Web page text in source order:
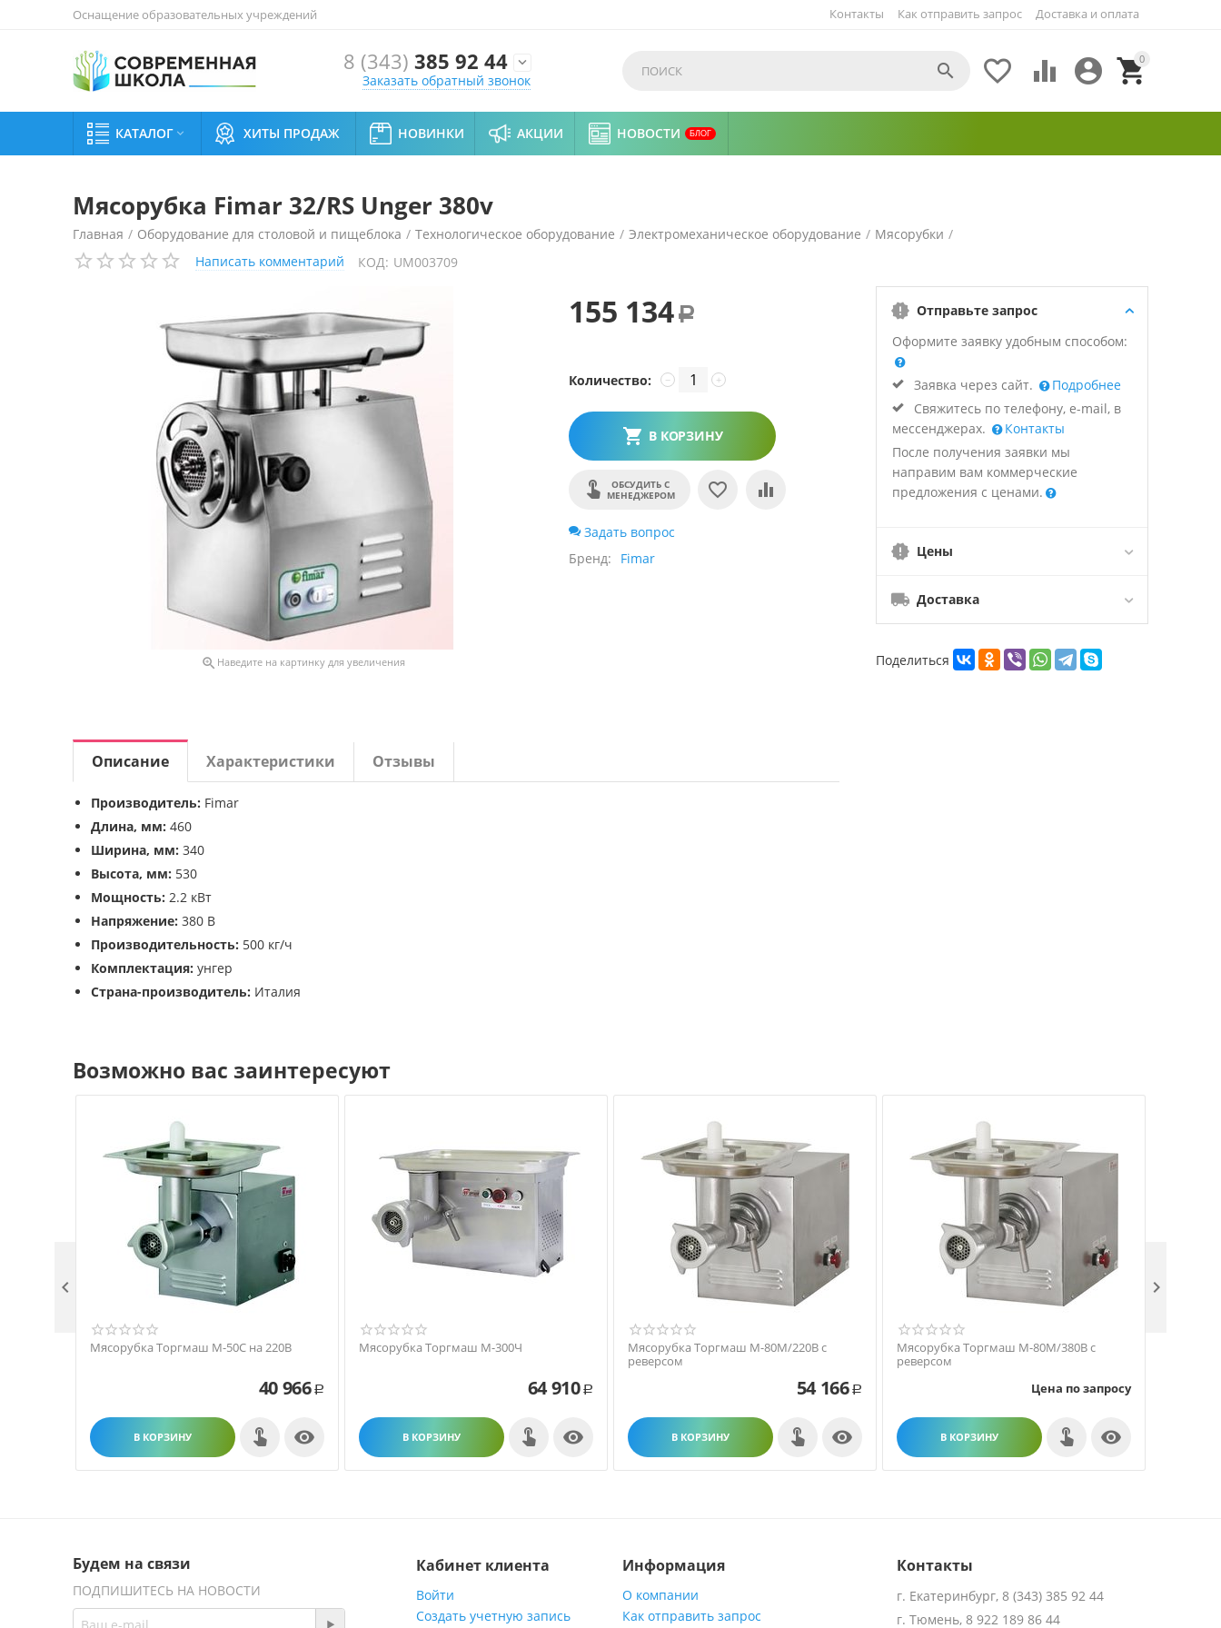
Оснащение образовательных учреждений Как отправить запрос Доставка и оплата
Контакты
8 (343) 385 92 44 
Заказать обратный звонок
0


 

КАТАЛОГ  ХИТЫ ПРОДАЖ НОВИНКИ АКЦИИ НОВОСТИ БЛОГ
Мясорубка Fimar 32/RS Unger 380v
Главная / Оборудование для столовой и пищеблока / Технологическое оборудование / Электромеханическое оборудование / Мясорубки /
Мясорубка Fimar 32/RS Unger 380v
Написать комментарий КОД: UM003709
 Наведите на картинку для увеличения
155 134 Р
Количество: +
−
В КОРЗИНУ
ОБСУДИТЬ С
МЕНЕДЖЕРОМ
Задать вопрос
Бренд
Fimar
Отправьте запрос
Оформите заявку удобным способом:
Заявка через сайт.
Подробнее
Свяжитесь по телефону, e-mail, в
мессенджерах.
Контакты
После получения заявки мы
направим вам коммерческие
предложения с ценами.
Цены
Доставка
Поделиться
Описание Характеристики Отзывы
Производитель: Fimar
Длина, мм: 460
Ширина, мм: 340
Высота, мм: 530
Мощность: 2.2 кВт
Напряжение: 380 В
Производительность: 500 кг/ч
Комплектация: унгер
Страна-производитель: Италия
Возможно вас заинтересуют
Мясорубка Торгмаш М-50С на 220В
40 966 Р
В КОРЗИНУ 
Мясорубка Торгмаш М-300Ч
64 910 Р
В КОРЗИНУ 
Мясорубка Торгмаш М-80М/220В с
реверсом
54 166 Р
В КОРЗИНУ 
Мясорубка Торгмаш М-80М/380В с
реверсом
Цена по запросу
В КОРЗИНУ 
 
Будем на связи
ПОДПИШИТЕСЬ НА НОВОСТИ
Кабинет клиента
Войти
Создать учетную запись
Информация
О компании
Как отправить запрос
Контакты
г. Екатеринбург, 8 (343) 385 92 44
г. Тюмень, 8 922 189 86 44